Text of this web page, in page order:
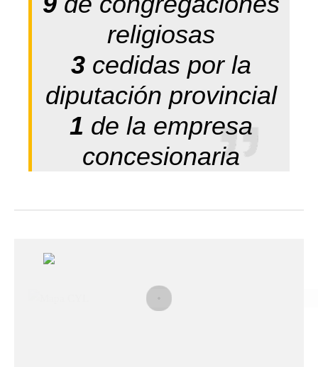
religiosas
3cedidas por la
diputación provincial
1 de la empresa
concesionaria